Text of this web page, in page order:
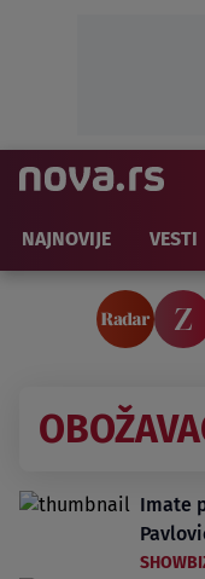
NAJNOVIJE VESTI
Imate